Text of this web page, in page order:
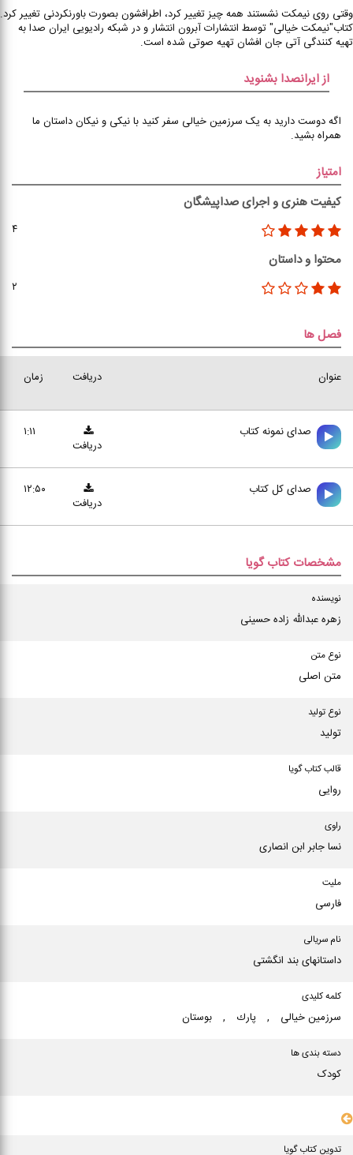
وقتی روی نیمکت نشستند همه چیز تغییر کرد، اطرافشون بصورت باورنکردنی تغییر کرد.
کتاب"نیمکت خیالی" توسط انتشارات آبرون انتشار و در شبکه رادیویی ایران صدا به
تهیه کنندگی آتی جان افشان تهیه صوتی شده است.
از ایرانصدا بشنوید
اگه دوست دارید به یک سرزمین خیالی سفر کنید با نیکی و نیکان داستان ما
همراه بشید.
امتیاز
کیفیت هنری و اجرای صداپیشگان
۴
محتوا و داستان
۲
فصل ها
عنوان زمان دریافت
صدای نمونه کتاب
۱:۱۱
دریافت
صدای کل کتاب
۱۲:۵۰
دریافت
مشخصات کتاب گویا
نویسنده
زهره عبدالله زاده حسینی
نوع متن
متن اصلی
نوع تولید
تولید
قالب کتاب گویا
روایی
راوی
نسا جابر ابن انصاری
ملیت
فارسی
نام سریالی
داستانهای بند انگشتی
کلمه کلیدی
سرزمین خیالی , پارك , بوستان
دسته بندی ها
کودک
تدوین کتاب گویا